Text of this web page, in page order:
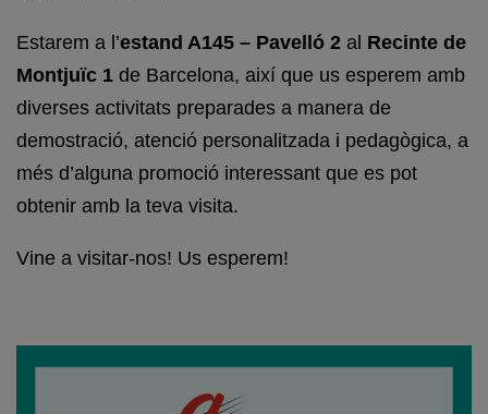
Estarem a l’estand A145 – Pavelló 2 al Recinte de
Montjuïc 1 de Barcelona, així que us esperem amb
diverses activitats preparades a manera de
demostració, atenció personalitzada i pedagògica, a
més d’alguna promoció interessant que es pot
obtenir amb la teva visita.
Vine a visitar-nos! Us esperem!